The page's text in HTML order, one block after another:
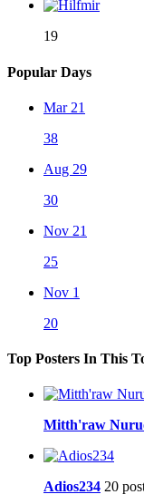
19
Popular Days
Mar 21
38
Aug 29
30
Nov 21
25
Nov 1
20
Top Posters In This
Mitth'raw
Adios234 20